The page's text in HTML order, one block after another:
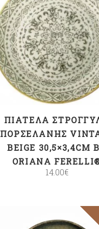
ΠΡΟΣΘΉΚΗ ΣΤΟ
ΚΑΛΆΘΙ
ΠΙΑΤΈΛΑ
ΠΟΡΣΕΛΆΝΗΣ
BEIGE 30,5×3,4CM
ORIANA
14.00€